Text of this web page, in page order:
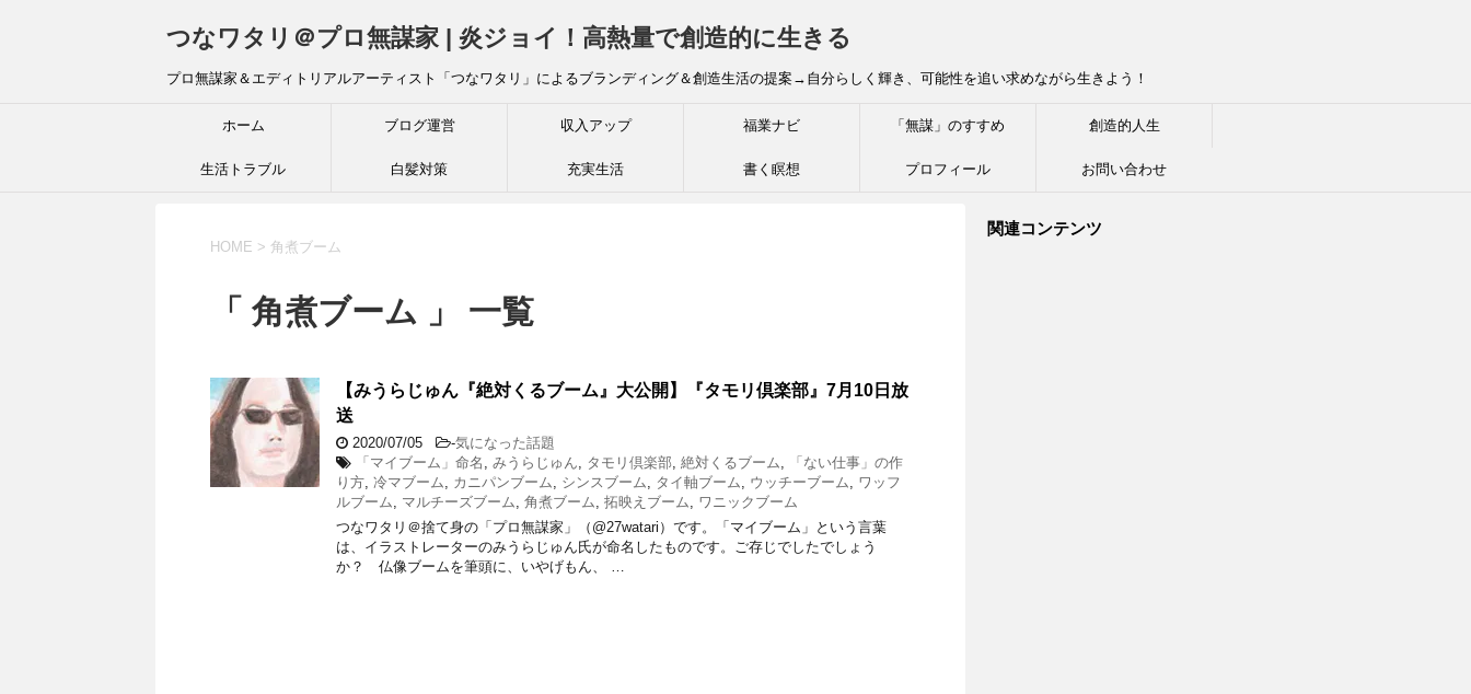
つなワタリ＠プロ無謀家 | 炎ジョイ！高熱量で創造的に生きる
プロ無謀家＆エディトリアルアーティスト「つなワタリ」によるブランディング＆創造生活の提案→自分らしく輝き、可能性を追い求めながら生きよう！
ホーム ブログ運営 収入アップ 福業ナビ 「無謀」のすすめ 創造的人生
生活トラブル 白髪対策 充実生活 書く瞑想 プロフィール お問い合わせ
HOME > 角煮ブーム
「 角煮ブーム 」 一覧
【みうらじゅん『絶対くるブーム』大公開】『タモリ倶楽部』7月10日放
送
2020/07/05 -気になった話題
「マイブーム」命名 , みうらじゅん, タモリ倶楽部, 絶対くるブーム,
「ない仕事」の作
り方, 冷マブーム, カニパンブーム, シンスブーム, タイ軸ブーム, ウッチーブーム, ワッフ
ルブーム, マルチーズブーム, 角煮ブーム, 拓映えブーム, ワニックブーム
つなワタリ＠捨て身の「プロ無謀家」（@27watari）です。「マイブーム」という言葉
は、イラストレーターのみうらじゅん氏が命名したものです。ご存じでしたでしょう
か？ 仏像ブームを筆頭に、いやげもん、 …
関連コンテンツ